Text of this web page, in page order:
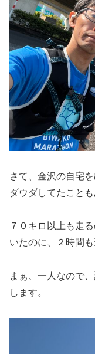
さて、金沢の自宅
ダウダしてたこと
７０キロ以上も走
いたのに、２時間
まぁ、一人なので
します。